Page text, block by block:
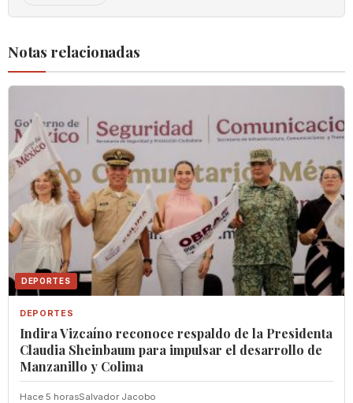
Notas relacionadas
DEPORTES
DEPORTES
Indira Vizcaíno reconoce respaldo de la Presidenta
Claudia Sheinbaum para impulsar el desarrollo de
Manzanillo y Colima
Hace 5 horasSalvador Jacobo